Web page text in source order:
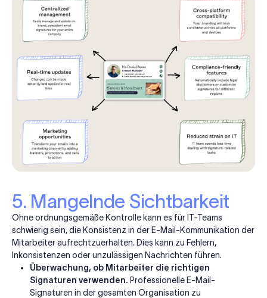
5. Mangelnde Sichtbarkeit
Ohne ordnungsgemäße Kontrolle kann es für IT-Teams
schwierig sein, die Konsistenz in der E-Mail-Kommunikation der
Mitarbeiter aufrechtzuerhalten. Dies kann zu Fehlern,
Inkonsistenzen oder unzulässigen Nachrichten führen.
Überwachung, ob Mitarbeiter die richtigen
Signaturen verwenden. Professionelle E-Mail-
Signaturen in der gesamten Organisation zu